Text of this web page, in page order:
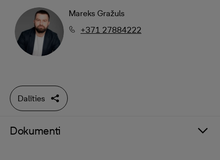
Mareks Gražuls
+371 27884222
Dalīties
Dokumenti